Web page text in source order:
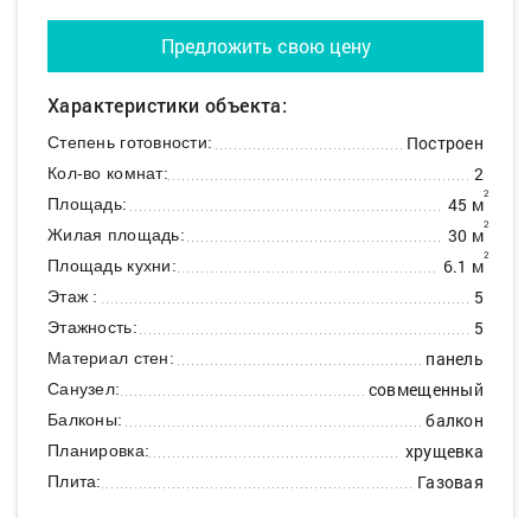
Предложить свою цену
Характеристики объекта:
Степень готовности: Построен
Кол-во комнат: 2
Площадь: 45 м2
Жилая площадь: 30 м2
Площадь кухни: 6.1 м2
Этаж : 5
Этажность: 5
Материал стен: панель
Санузел: совмещенный
Балконы: балкон
Планировка: хрущевка
Плита: Газовая